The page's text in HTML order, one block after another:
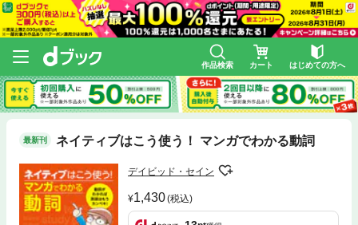
作品検索 カート はじめての方へ
最新刊 ネイティブはこう使う！ マンガでわかる動詞
デイビッド・セイン
1,430(税込)